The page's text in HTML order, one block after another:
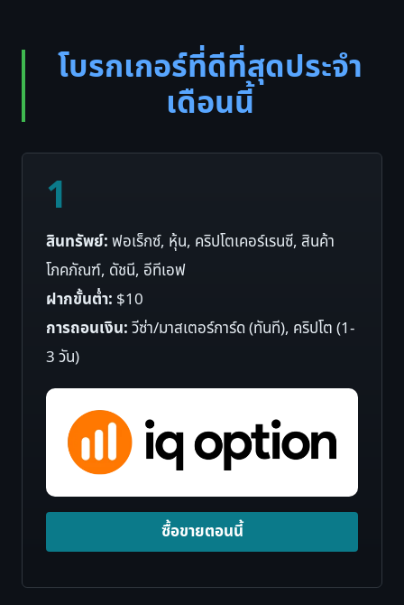
โบรกเกอร์ที่ดีที่สุดประจำ
เดือนนี้
1
สินทรัพย์:ฟอเร็กซ์, หุ้น, คริปโตเคอร์เรนซี, สินค้า
โภคภัณฑ์, ดัชนี, อีทีเอฟ
ฝากขั้นต่ำ: $10
การถอนเงิน:วีซ่า/มาสเตอร์การ์ด (ทันที), คริปโต (1-
3 วัน)
ซื้อขายตอนนี้